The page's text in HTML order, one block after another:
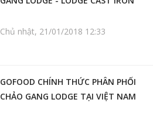
Chủ nhật, 21/01/2018 12:33
GOFOOD CHÍNH THỨC PHÂN PHỐI
CHẢO GANG LODGE TẠI VIỆT NAM